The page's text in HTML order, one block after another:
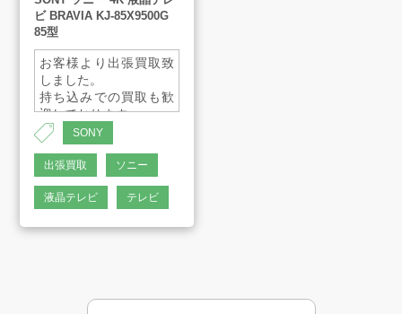
スタッフインタビュー
店舗案内
販売のご案内
ビ BRAVIA KJ-85X9500G
85型
お客様より出張買取致
しました。
持ち込みでの買取も歓
迎しております。
ご気軽にご連絡くださ
いませ。
SONY
出張買取 ソニー
液晶テレビ テレビ